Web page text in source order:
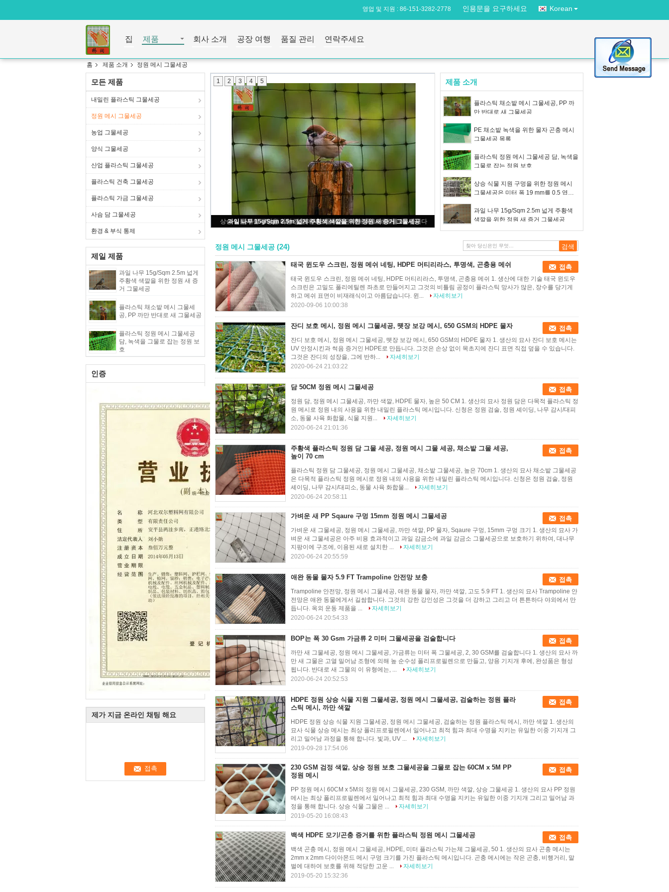
영업 및 지원 : 86-151-3282-2778 인용문을 요구하세요 Korean
집 제품 회사 소개 공장 여행 품질 관리 연락주세요
홈 제품 소개 정원 메시 그물세공
모든 제품
내밀린 플라스틱 그물세공
정원 메시 그물세공
농업 그물세공
양식 그물세공
산업 플라스틱 그물세공
플라스틱 건축 그물세공
플라스틱 가금 그물세공
사슴 담 그물세공
환경 & 부식 통제
제일 제품
과일 나무 15g/Sqm 2.5m 넓게
주황색 색깔을 위한 정원 새 증
거 그물세공
플라스틱 채소밭 메시 그물세
공, PP 까만 반대로 새 그물세공
플라스틱 정원 메시 그물세공
담, 녹색을 그물로 잡는 정원 보
호
인증
제가 지금 온라인 채팅 해요
플라스틱 채소밭 메시 그물세공, PP 까만 반대로 새 그물세공
1 2 3 4 5 제품 소개
플라스틱 채소밭 메시 그물세공, PP 까
만 반대로 새 그물세공
PE 채소밭 녹색을 위한 물자 곤충 메시
그물세공 목록
플라스틱 정원 메시 그물세공 담, 녹색을
그물로 잡는 정원 보호
상승 식물 지원 구멍을 위한 정원 메시
그물세공은 미터 폭 19 mm를 0.5 엽니
과일 나무 15g/Sqm 2.5m 넓게 주황색
색깔을 위한 정원 새 증거 그물세공
정원 메시 그물세공 (24)
태국 윈도우 스크린, 정원 메쉬 네팅, HDPE 머티리라스, 투명색, 곤충용 메쉬 접촉
태국 윈도우 스크린, 정원 메쉬 네팅, HDPE 머티리라스, 투명색, 곤충용 메쉬 1. 생산에 대한 기술 태국 윈도우
스크린은 고밀도 폴리에틸렌 좌초로 만들어지고 그것의 비틀림 공정이 플라스틱 망사가 많은, 장수를 당기게
하고 메쉬 표면이 비재래식이고 아름답습니다. 윈...
자세히보기
2020-09-06 10:00:38
잔디 보호 메시, 정원 메시 그물세공, 뗏장 보강 메시, 650 GSM의 HDPE 물자 접촉
잔디 보호 메시, 정원 메시 그물세공, 뗏장 보강 메시, 650 GSM의 HDPE 물자 1. 생산의 묘사 잔디 보호 메시는
UV 안정시킨과 썩음 증거인 HDPE로 만듭니다. 그것은 손상 없이 목초지에 잔디 표면 직접 덮을 수 있습니다.
그것은 잔디의 성장을, 그에 반하...
자세히보기
2020-06-24 21:03:22
담 50CM 정원 메시 그물세공 접촉
정원 담, 정원 메시 그물세공, 까만 색깔, HDPE 물자, 높은 50 CM 1. 생산의 묘사 정원 담은 다목적 플라스틱 정
원 메시로 정원 내의 사용을 위한 내밀린 플라스틱 메시입니다. 신청은 정원 검술, 정원 셰이딩, 나무 감시/대피
소, 동물 사육 화합물, 식물 지원...
자세히보기
2020-06-24 21:01:36
주황색 플라스틱 정원 담 그물 세공, 정원 메시 그물 세공, 채소밭 그물 세공,
높이 70 cm
접촉
플라스틱 정원 담 그물세공, 정원 메시 그물세공, 채소밭 그물세공, 높은 70cm 1. 생산의 묘사 채소밭 그물세공
은 다목적 플라스틱 정원 메시로 정원 내의 사용을 위한 내밀린 플라스틱 메시입니다. 신청은 정원 검술, 정원
셰이딩, 나무 감시/대피소, 동물 사육 화합물...
자세히보기
2020-06-24 20:58:11
가벼운 새 PP Sqaure 구멍 15mm 정원 메시 그물세공 접촉
가벼운 새 그물세공, 정원 메시 그물세공, 까만 색깔, PP 물자, Sqaure 구멍, 15mm 구멍 크기 1. 생산의 묘사 가
벼운 새 그물세공은 아주 비용 효과적이고 과일 감금소에 과일 감금소 그물세공으로 보호하기 위하여, 대나무
지팡이에 구조에, 이용된 새로 설치한 ...
자세히보기
2020-06-24 20:55:59
애완 동물 물자 5.9 FT Trampoline 안전망 보충 접촉
Trampoline 안전망, 정원 메시 그물세공, 애완 동물 물자, 까만 색깔, 고도 5.9 FT 1. 생산의 묘사 Trampoline 안
전망은 애완 동물에게서 길쌈합니다. 그것의 강한 강인성은 그것을 더 강하고 그리고 더 튼튼하다 야외에서 만
듭니다. 옥외 운동 제품을 ...
자세히보기
2020-06-24 20:54:33
BOP는 폭 30 Gsm 가금류 2 미터 그물세공을 검술합니다 접촉
까만 새 그물세공, 정원 메시 그물세공, 가금류는 미터 폭 그물세공, 2, 30 GSM를 검술합니다 1. 생산의 묘사 까
만 새 그물은 고열 밀어남 조형에 의해 높 순수성 폴리프로필렌으로 만들고, 양용 기지개 후에, 완성품은 형성
됩니다. 반대로 새 그물의 이 유형에는, ...
자세히보기
2020-06-24 20:52:53
HDPE 정원 상승 식물 지원 그물세공, 정원 메시 그물세공, 검술하는 정원 플라
스틱 메시, 까만 색깔
접촉
HDPE 정원 상승 식물 지원 그물세공, 정원 메시 그물세공, 검술하는 정원 플라스틱 메시, 까만 색깔 1. 생산의
묘사 식물 상승 메시는 최상 폴리프로필렌에서 일어나고 최적 힘과 최대 수명을 지키는 유일한 이중 기지개 그
리고 밀어남 과정을 통해 합니다. 빛과, UV ...
자세히보기
2019-09-28 17:54:06
230 GSM 검정 색깔, 상승 정원 보호 그물세공을 그물로 잡는 60CM x 5M PP
정원 메시
접촉
PP 정원 메시 60CM x 5M의 정원 메시 그물세공, 230 GSM, 까만 색깔, 상승 그물세공 1. 생산의 묘사 PP 정원
메시는 최상 폴리프로필렌에서 일어나고 최적 힘과 최대 수명을 지키는 유일한 이중 기지개 그리고 밀어남 과
정을 통해 합니다. 상승 식물 그물은 ...
자세히보기
2019-05-20 16:08:43
백색 HDPE 모기/곤충 증거를 위한 플라스틱 정원 메시 그물세공 접촉
백색 곤충 메시, 정원 메시 그물세공, HDPE, 미터 플라스틱 가는체 그물세공, 50 1. 생산의 묘사 곤충 메시는
2mm x 2mm 다이아몬드 메시 구멍 크기를 가진 플라스틱 메시입니다. 곤충 메시에는 작은 곤충, 비행거리, 말
벌에 대하여 보호를 위해 적당한 고운 ...
자세히보기
2019-05-20 15:32:36